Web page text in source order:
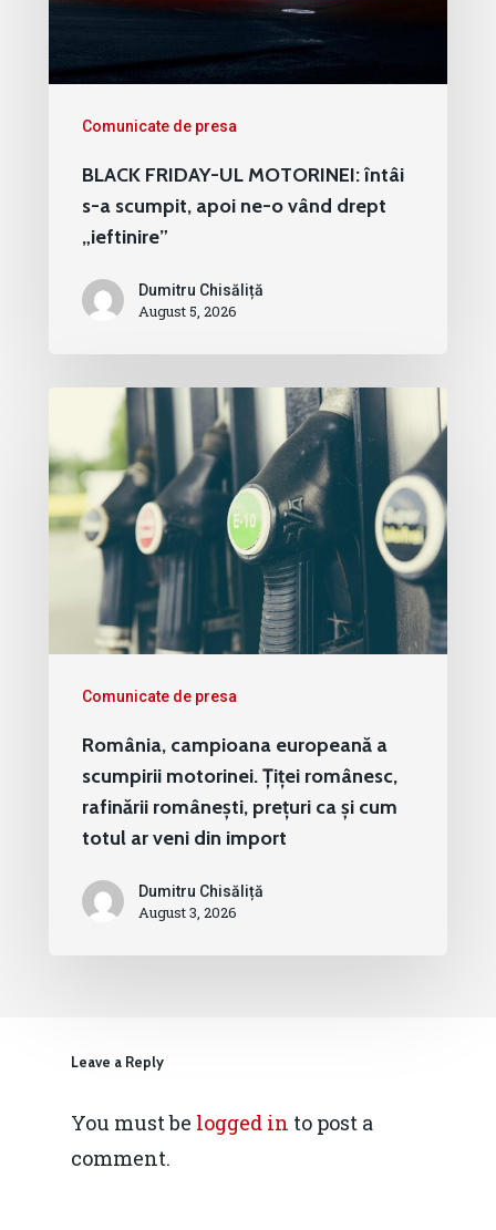
Comunicate de presa
BLACK FRIDAY-UL MOTORINEI: întâi
s-a scumpit, apoi ne-o vând drept
„ieftinire”
Dumitru Chisăliță
August 5, 2026
Comunicate de presa
România, campioana europeană a
scumpirii motorinei. Țiței românesc,
rafinării românești, prețuri ca și cum
totul ar veni din import
Dumitru Chisăliță
August 3, 2026
Leave a Reply
You must be logged in to post a
comment.